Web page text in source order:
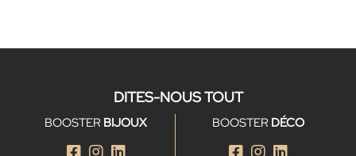
DITES-NOUS TOUT
BOOSTER BIJOUX BOOSTER DÉCO